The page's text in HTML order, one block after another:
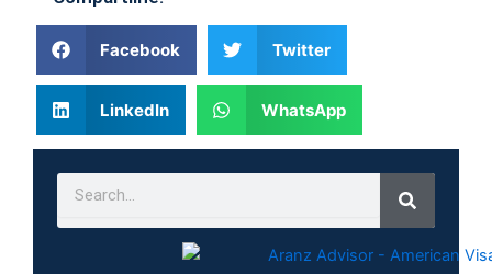
Facebook Twitter
LinkedIn WhatsApp
Search